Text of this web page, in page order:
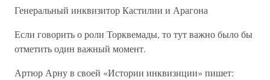
Генеральный инквизитор Кастилии и Арагона
Если говорить о роли Торквемады, то тут важно было бы
отметить один важный момент.
Артюр Арну в своей «Истории инквизиции» пишет: